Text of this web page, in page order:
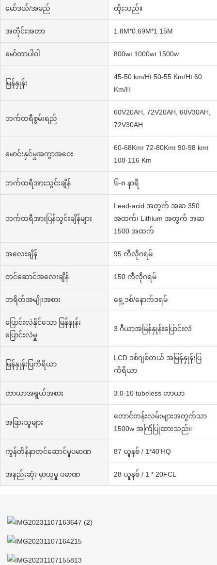
မော်ဒယ်/အမည် ထိုးသည်။
အတိုင်းအတာ 1.8M*0.69M*1.15M
မော်တာပါဝါ 800w၊ 1000w၊ 1500w
မြန်နှုန်း
45-50 km/H၊ 50-55 Km/H၊ 60
Km/H
ဘက်ထရီစွမ်းရည်
60V20AH, 72V20AH, 60V30AH,
72V30AH
မောင်းနှင်မှုအကွာအဝေး
60-68Km၊ 72-80Km၊ 90-98 km၊
108-116 Km
ဘက်ထရီအားသွင်းချိန် ၆-၈ နာရီ
ဘက်ထရီအားပြန်သွင်းချိန်များ
Lead-acid အတွက် အဆ 350
အထက်၊ Lithium အတွက် အဆ
1500 အထက်
အလေးချိန် 95 ကီလိုဂရမ်
တင်ဆောင်အလေးချိန် 150 ကီလိုဂရမ်
ဘရိတ်အမျိုးအစား ရှေ့ဒစ်/နောက်ဒရမ်
ပြောင်းလဲနိုင်သော မြန်နှုန်း
ပြောင်းလဲမှု
3 ဂီယာအမြန်နှုန်းပြောင်းလဲ
မြန်နှုန်းပြကိရိယာ
LCD ဒစ်ဂျစ်တယ် အမြန်နှုန်းပြ
ကိရိယာ
တာယာအရွယ်အစား 3.0-10 tubeless တာယာ
အခြားသူများ
တောင်တန်းလမ်းများအတွက်သာ
1500w အကြံပြုထားသည်။
ကွန်တိန်နာတင်ဆောင်မှုပမာဏ 87 ယူနစ် / 1*40'HQ
အနည်းဆုံး မှာယူမှု ပမာဏ 28 ယူနစ် / 1 * 20FCL